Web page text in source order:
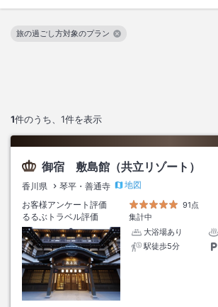
1件のうち、 1件を表示
旅の過ごし方対象のプラン
この絞り込み条件を解除
御宿 敷島館（共立リゾート）
香川県 琴平・善通寺
地図
お客様アンケート評価
91点
るるぶトラベル評価
集計中
大浴場あり
駅徒歩5分